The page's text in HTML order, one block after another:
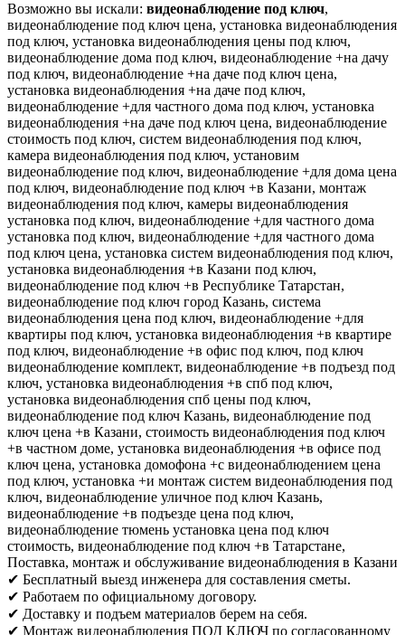
Возможно вы искали: видеонаблюдение под ключ,
видеонаблюдение под ключ цена, установка видеонаблюдения
под ключ, установка видеонаблюдения цены под ключ,
видеонаблюдение дома под ключ, видеонаблюдение +на дачу
под ключ, видеонаблюдение +на даче под ключ цена,
установка видеонаблюдения +на даче под ключ,
видеонаблюдение +для частного дома под ключ, установка
видеонаблюдения +на даче под ключ цена, видеонаблюдение
стоимость под ключ, систем видеонаблюдения под ключ,
камера видеонаблюдения под ключ, установим
видеонаблюдение под ключ, видеонаблюдение +для дома цена
под ключ, видеонаблюдение под ключ +в Казани, монтаж
видеонаблюдения под ключ, камеры видеонаблюдения
установка под ключ, видеонаблюдение +для частного дома
установка под ключ, видеонаблюдение +для частного дома
под ключ цена, установка систем видеонаблюдения под ключ,
установка видеонаблюдения +в Казани под ключ,
видеонаблюдение под ключ +в Республике Татарстан,
видеонаблюдение под ключ город Казань, система
видеонаблюдения цена под ключ, видеонаблюдение +для
квартиры под ключ, установка видеонаблюдения +в квартире
под ключ, видеонаблюдение +в офис под ключ, под ключ
видеонаблюдение комплект, видеонаблюдение +в подъезд под
ключ, установка видеонаблюдения +в спб под ключ,
установка видеонаблюдения спб цены под ключ,
видеонаблюдение под ключ Казань, видеонаблюдение под
ключ цена +в Казани, стоимость видеонаблюдения под ключ
+в частном доме, установка видеонаблюдения +в офисе под
ключ цена, установка домофона +с видеонаблюдением цена
под ключ, установка +и монтаж систем видеонаблюдения под
ключ, видеонаблюдение уличное под ключ Казань,
видеонаблюдение +в подъезде цена под ключ,
видеонаблюдение тюмень установка цена под ключ
стоимость, видеонаблюдение под ключ +в Татарстане,
Поставка, монтаж и обслуживание видеонаблюдения в Казани
✔ Бесплатный выезд инженера для составления сметы.
✔ Работаем по официальному договору.
✔ Доставку и подъем материалов берем на себя.
✔ Монтаж видеонаблюдения ПОД КЛЮЧ по согласованному